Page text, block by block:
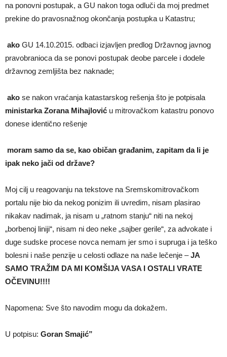
na ponovni postupak, a GU nakon toga odluči da moj predmet
prekine do pravosnažnog okončanja postupka u Katastru;
ako GU 14.10.2015. odbaci izjavljen predlog Državnog javnog
pravobranioca da se ponovi postupak deobe parcele i dodele
državnog zemljišta bez naknade;
ako se nakon vraćanja katastarskog rešenja što je potpisala
ministarka Zorana Mihajlović u mitrovačkom katastru ponovo
donese identično rešenje
moram samo da se, kao običan građanim, zapitam da li je
ipak neko jači od države?
Moj cilj u reagovanju na tekstove na Sremskomitrovačkom
portalu nije bio da nekog ponizim ili uvredim, nisam plasirao
nikakav nadimak, ja nisam u „ratnom stanju“ niti na nekoj
„borbenoj liniji“, nisam ni deo neke „sajber gerile“, za advokate i
duge sudske procese novca nemam jer smo i supruga i ja teško
bolesni i naše penzije u celosti odlaze na naše lečenje –JA
SAMO TRAŽIM DA MI KOMŠIJA VASA I OSTALI VRATE
OČEVINU!!!!
Napomena: Sve što navodim mogu da dokažem.
U potpisu: Goran Smajić”